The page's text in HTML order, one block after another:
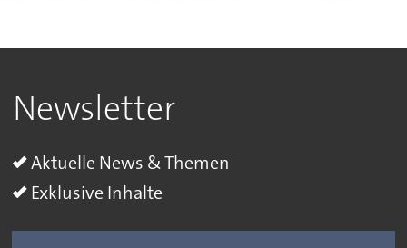
Newsletter
Aktuelle News & Themen
Exklusive Inhalte